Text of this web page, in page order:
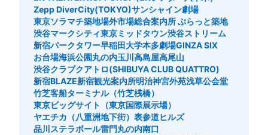
Zepp DiverCity(TOKYO)サンシャイン劇場
東京ソラマチ築地場外市場総合案内所 ぷらっと築地
渋谷マークシティ東京ミッドタウン渋谷ストリーム
新宿パークタワー早稲田大学本多劇場GINZA SIX
お台場海浜公園丸の内玉川高島屋高尾山
渋谷クラブクアトロ(SHIBUYA CLUB QUATTRO)
新宿BLAZE新宿観光案内所明治神宮外苑浅草公会堂
竹芝客船ターミナル（竹芝桟橋）
東京ビッグサイト（東京国際展示場）
ヤエチカ（八重洲地下街） 表参道ヒルズ
品川ステラボール雷門丸の内南口